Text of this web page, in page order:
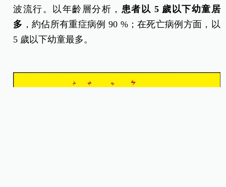
波流行。以年齡層分析， 患者以 5 歲以下幼童居
多 ，約佔所有重症病例 90 %；在死亡病例方面，以
5 歲以下幼童最多。